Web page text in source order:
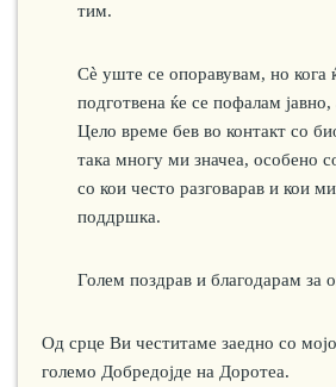
тим.
Сè уште се опоравувам, но кога
подготвена ќе се пофалам јавно,
Цело време бев во контакт со
така многу ми значеа, особено
со кои често разговарав и кои
поддршка.
Голем поздрав и благодарам за
Од срце Ви честитаме заедно со
големо Добредојде на Доротеа.